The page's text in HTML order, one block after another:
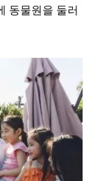
동물원을 둘러